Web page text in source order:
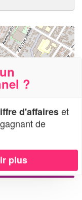
contributors,CC-BY-SA
?
d'affaireset
de
plus